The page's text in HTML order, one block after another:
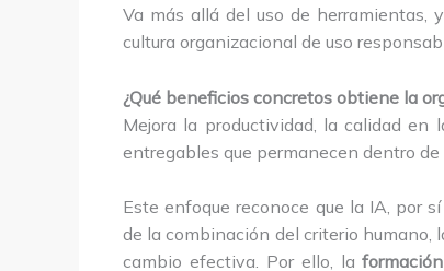
Va más allá del uso de herramientas,
cultura organizacional de uso
¿Qué beneficios concretos obtiene la
Mejora la productividad, la calidad
entregables que permanecen dentro de
Este enfoque reconoce que la IA, por
de la combinación del criterio humano,
cambio efectiva. Por ello, la